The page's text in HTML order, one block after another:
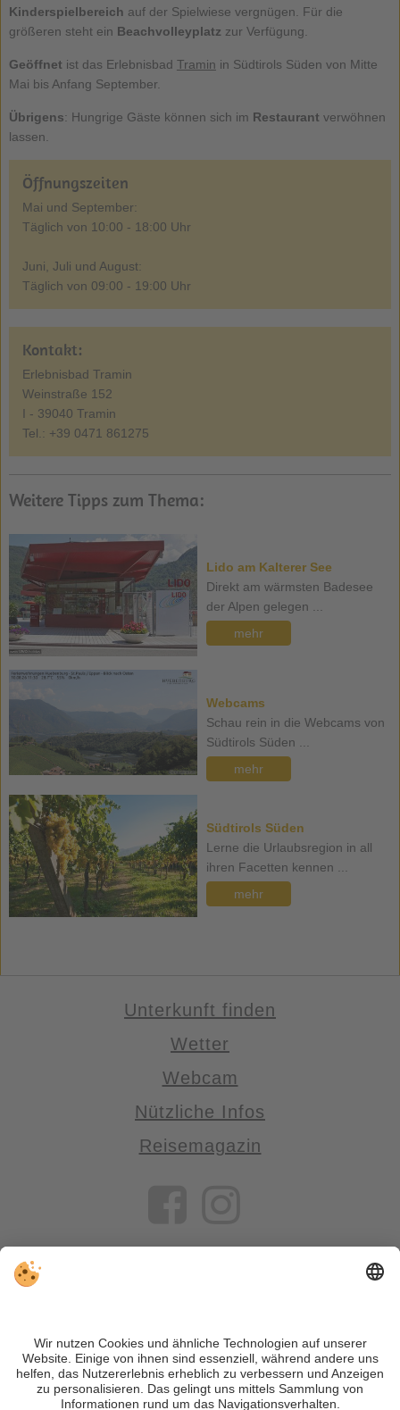
Kinderspielbereich auf der Spielwiese vergnügen. Für die
größeren steht ein Beachvolleyplatz zur Verfügung.
Geöffnet ist das Erlebnisbad Tramin in Südtirols Süden von Mitte
Mai bis Anfang September.
Übrigens: Hungrige Gäste können sich im Restaurant verwöhnen
lassen.
Öffnungszeiten
Mai und September:
Täglich von 10:00 - 18:00 Uhr
Juni, Juli und August:
Täglich von 09:00 - 19:00 Uhr
Kontakt:
Erlebnisbad Tramin
Weinstraße 152
I - 39040 Tramin
Tel.: +39 0471 861275
Weitere Tipps zum Thema:
Lido am Kalterer See
Direkt am wärmsten Badesee
der Alpen gelegen ...
mehr
Webcams
Schau rein in die Webcams von
Südtirols Süden ...
mehr
Südtirols Süden
Lerne die Urlaubsregion in all
ihren Facetten kennen ...
mehr
Unterkunft finden
Wetter
Webcam
Nützliche Infos
Reisemagazin
VIVOSüdtirol ist das Reiseportal für alle, die Südtirol nicht nur
besuchen, sondern wirklich erleben wollen – inklusive Tipps,
tollen Unterkünften und Angeboten.